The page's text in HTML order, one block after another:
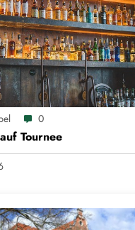
0
Tournee